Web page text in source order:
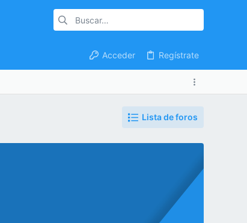
Acceder Regístrate
Lista de foros